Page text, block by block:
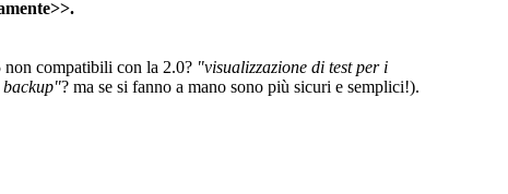
non compatibili con la 2.0? "visualizzazione di test per i
? ma se si fanno a mano sono più sicuri e semplici!).